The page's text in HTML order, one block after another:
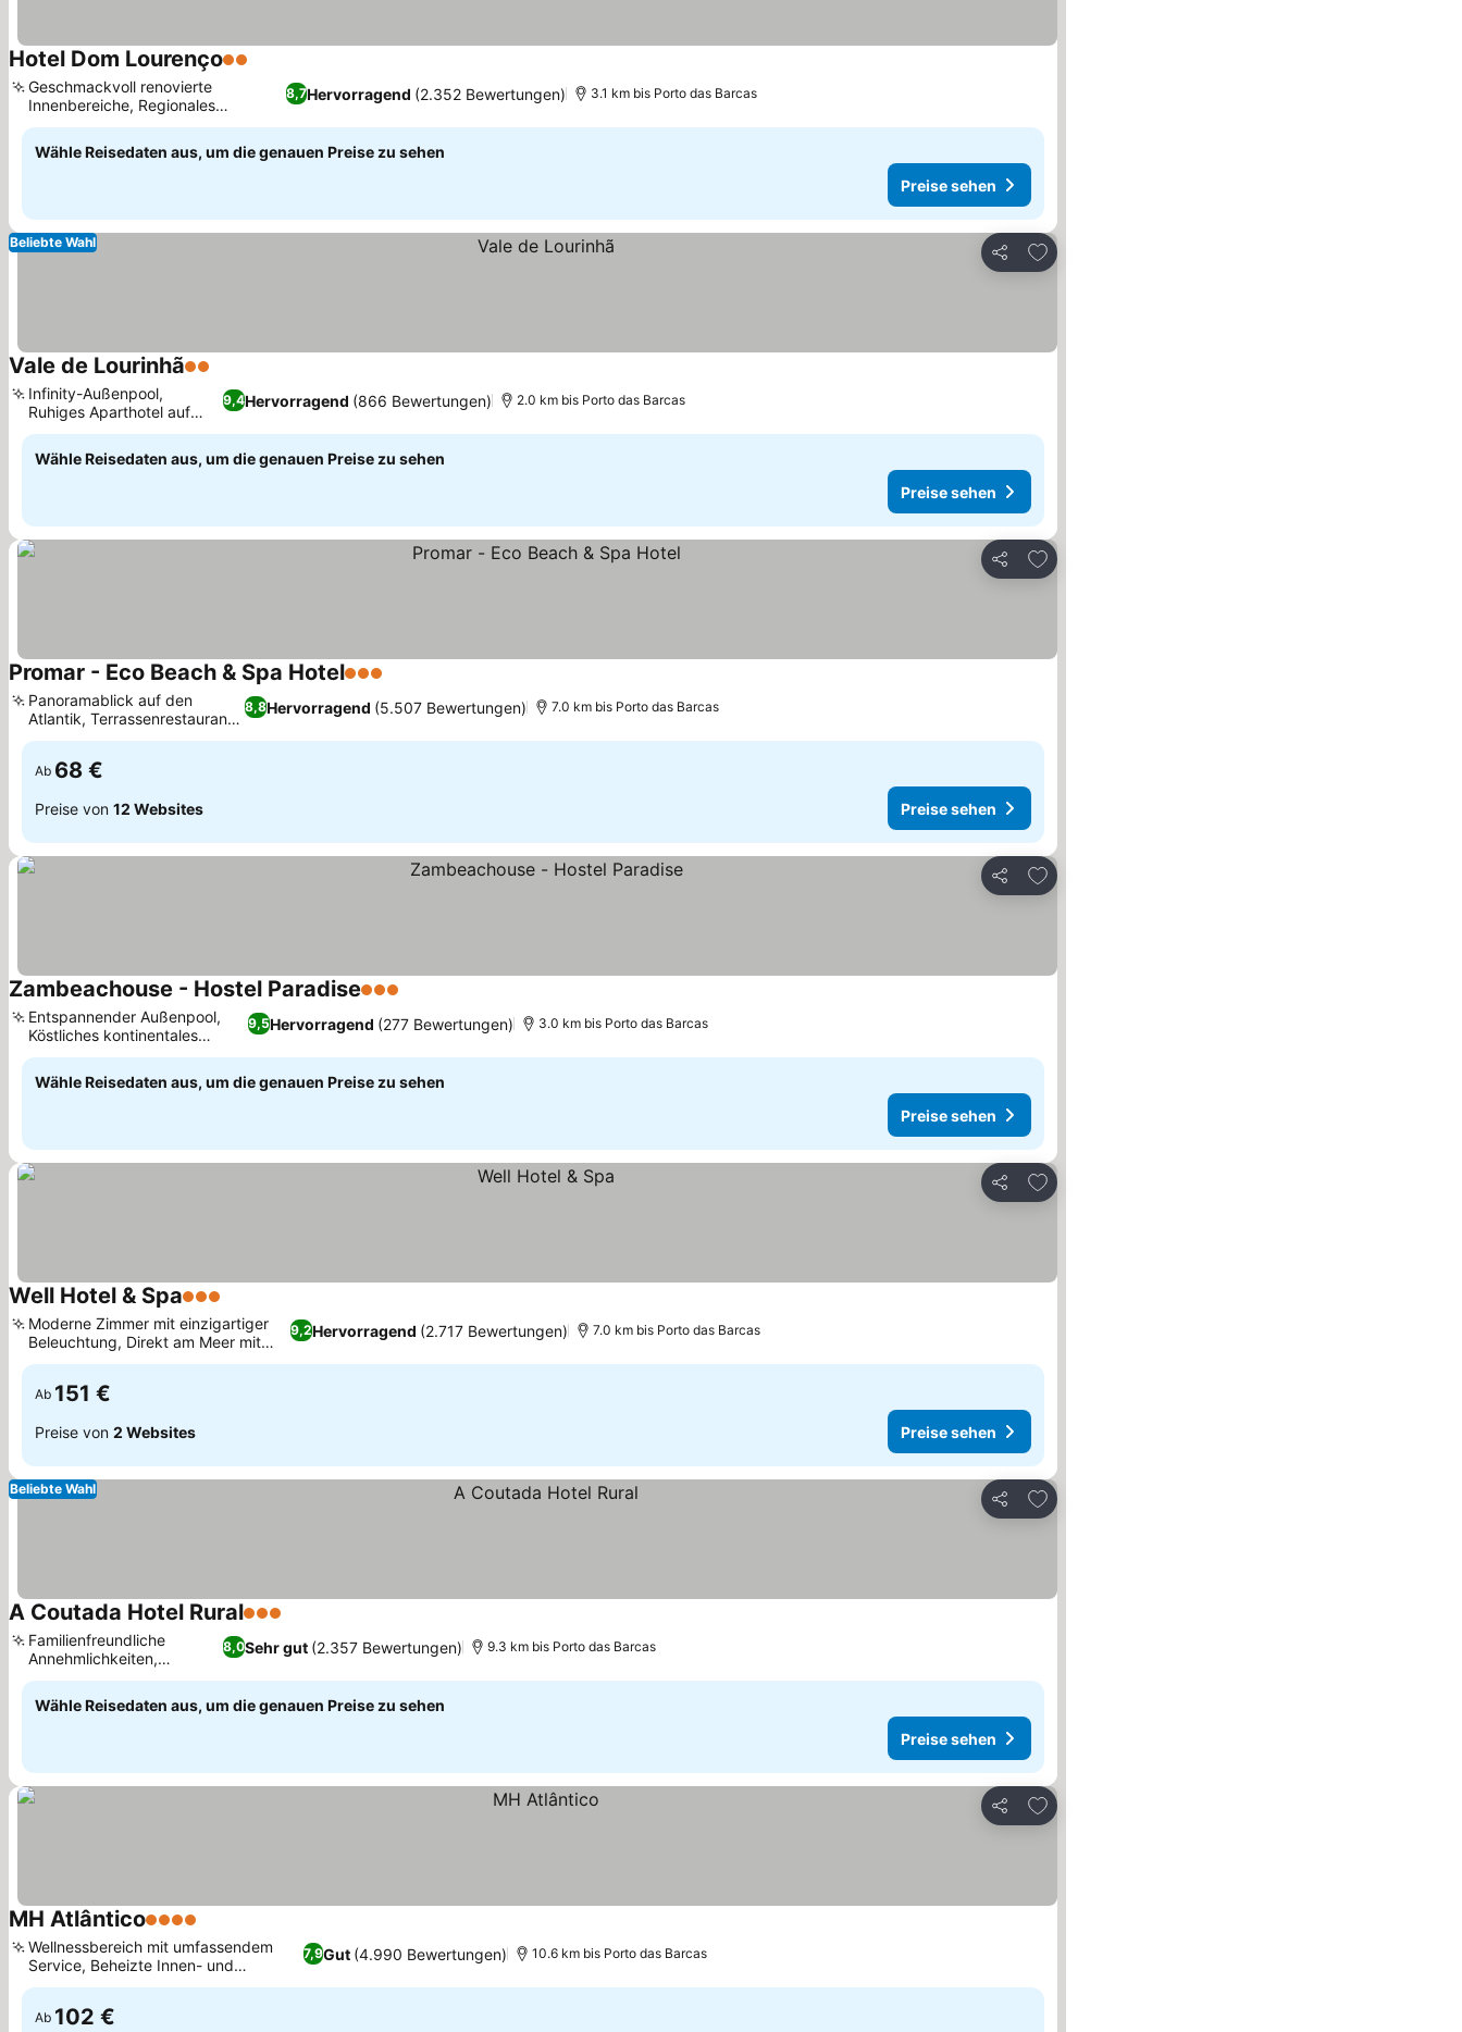
Hotel Dom Lourenço2 Sterne
8,7Hervorragend (2.352 Bewertungen)
Geschmackvoll renovierte
Innenbereiche, Regionales
portugiesisches Restaurant
3.1 km bis Porto das Barcas
Wähle Reisedaten aus, um die genauen Preise zu sehen
Preise sehen
Teilen
Zu Favoriten hinzufügen
Beliebte Wahl
Vale de Lourinhã2 Sterne
9,4Hervorragend (866 Bewertungen)
Infinity-Außenpool,
Ruhiges Aparthotel auf
dem Land
2.0 km bis Porto das Barcas
Wähle Reisedaten aus, um die genauen Preise zu sehen
Preise sehen
Teilen
Zu Favoriten hinzufügen
Promar - Eco Beach & Spa Hotel3 Sterne
8,8Hervorragend (5.507 Bewertungen)
Panoramablick auf den
Atlantik, Terrassenrestaurants
am Meer
7.0 km bis Porto das Barcas
Ab 68 €
Preise von 12 Websites Preise sehen
Teilen
Zu Favoriten hinzufügen
Zambeachouse - Hostel Paradise3 Sterne
9,5Hervorragend (277 Bewertungen)
Entspannender Außenpool,
Köstliches kontinentales
Frühstück
3.0 km bis Porto das Barcas
Wähle Reisedaten aus, um die genauen Preise zu sehen
Preise sehen
Teilen
Zu Favoriten hinzufügen
Well Hotel & Spa3 Sterne
9,2Hervorragend (2.717 Bewertungen)
Moderne Zimmer mit einzigartiger
Beleuchtung, Direkt am Meer mit
Strandzugang
7.0 km bis Porto das Barcas
Ab 151 €
Preise von 2 Websites Preise sehen
Teilen
Zu Favoriten hinzufügen
Beliebte Wahl
A Coutada Hotel Rural3 Sterne
8,0Sehr gut (2.357 Bewertungen)
Familienfreundliche
Annehmlichkeiten,
Außenpools
9.3 km bis Porto das Barcas
Wähle Reisedaten aus, um die genauen Preise zu sehen
Preise sehen
Teilen
Zu Favoriten hinzufügen
MH Atlântico4 Sterne
7,9Gut (4.990 Bewertungen)
Wellnessbereich mit umfassendem
Service, Beheizte Innen- und
Außenpools
10.6 km bis Porto das Barcas
Ab 102 €